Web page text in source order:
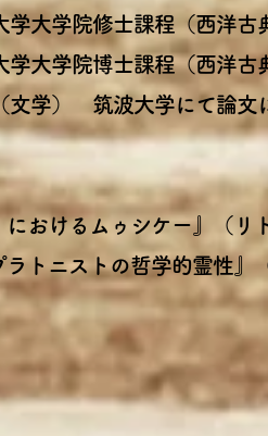
大学院修士課程（西洋
大学院博士課程（西洋古
学） 筑波大学にて論文
におけるムゥシケー』（リ
ラトニストの哲学的霊性』